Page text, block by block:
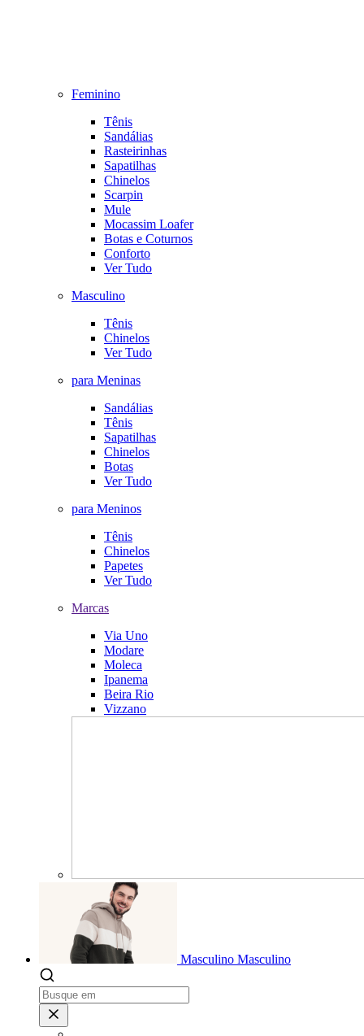
Feminino
Tênis
Sandálias
Rasteirinhas
Sapatilhas
Chinelos
Scarpin
Mule
Mocassim Loafer
Botas e Coturnos
Conforto
Ver Tudo
Masculino
Tênis
Chinelos
Ver Tudo
para Meninas
Sandálias
Tênis
Sapatilhas
Chinelos
Botas
Ver Tudo
para Meninos
Tênis
Chinelos
Papetes
Ver Tudo
Marcas
Via Uno
Modare
Moleca
Ipanema
Beira Rio
Vizzano
Masculino Masculino